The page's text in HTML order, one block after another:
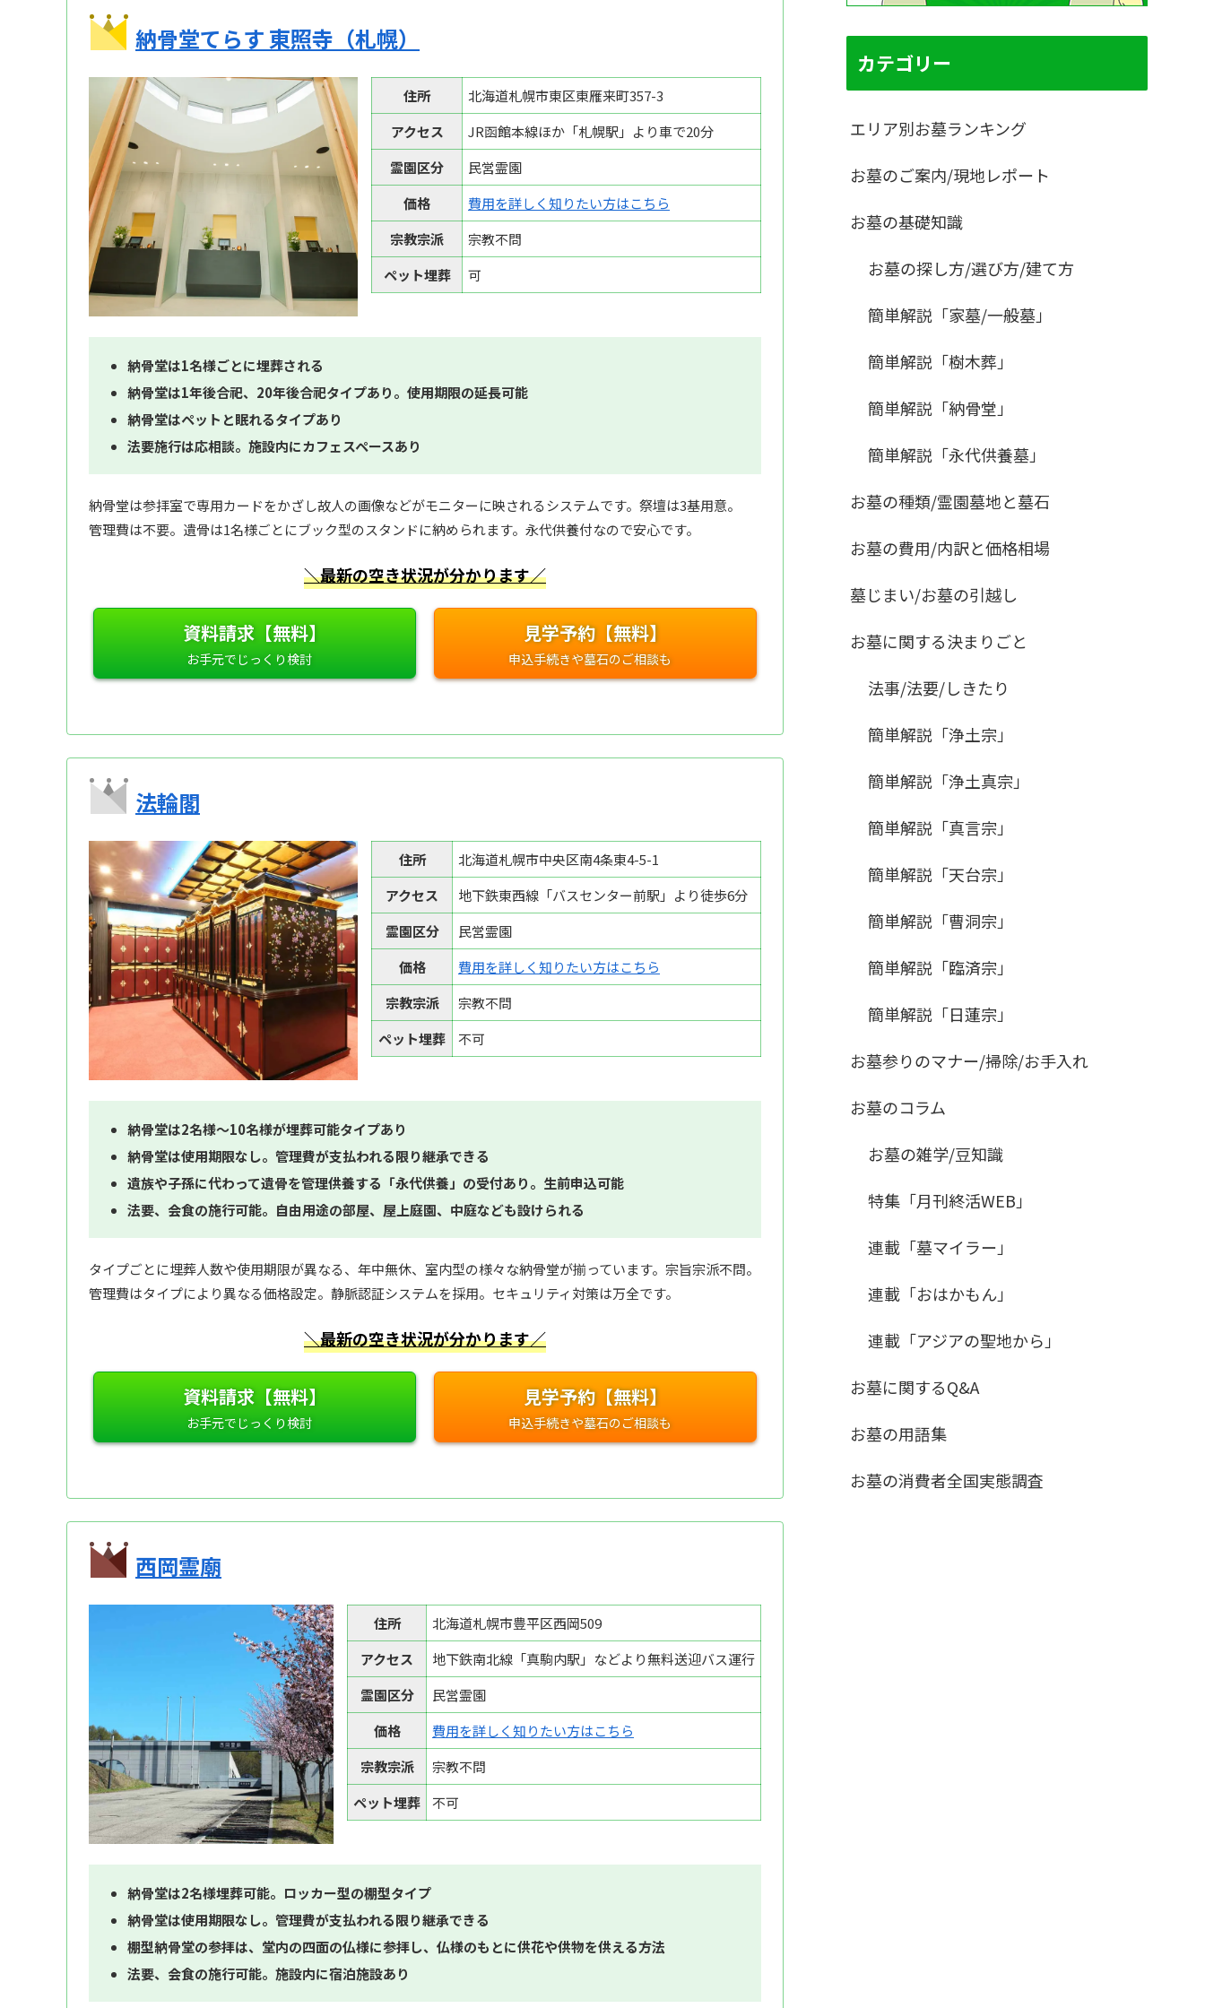
納骨堂てらす 東照寺（札幌）
住所
北海道札幌市東区東雁来町357-3
アクセス
JR函館本線ほか「札幌駅」より車で20分
霊園区分
民営霊園
価格
費用を詳しく知りたい方はこちら
宗教宗派
宗教不問
ペット埋葬
可
納骨堂は1名様ごとに埋葬される
納骨堂は1年後合祀、20年後合祀タイプあり。使用期限の延長可能
納骨堂はペットと眠れるタイプあり
法要施行は応相談。施設内にカフェスペースあり
納骨堂は参拝室で専用カードをかざし故人の画像などがモニターに映されるシステムです。祭壇は3基用意。
管理費は不要。遺骨は1名様ごとにブック型のスタンドに納められます。永代供養付なので安心です。
＼最新の空き状況が分かります／
資料請求【無料】 見学予約【無料】
法輪閣
住所
北海道札幌市中央区南4条東4-5-1
アクセス
地下鉄東西線「バスセンター前駅」より徒歩6分
霊園区分
民営霊園
価格
費用を詳しく知りたい方はこちら
宗教宗派
宗教不問
ペット埋葬
不可
納骨堂は2名様～10名様が埋葬可能タイプあり
納骨堂は使用期限なし。管理費が支払われる限り継承できる
遺族や子孫に代わって遺骨を管理供養する「永代供養」の受付あり。生前申込可能
法要、会食の施行可能。自由用途の部屋、屋上庭園、中庭なども設けられる
タイプごとに埋葬人数や使用期限が異なる、年中無休、室内型の様々な納骨堂が揃っています。宗旨宗派不問。
管理費はタイプにより異なる価格設定。静脈認証システムを採用。セキュリティ対策は万全です。
＼最新の空き状況が分かります／
資料請求【無料】 見学予約【無料】
西岡霊廟
住所
北海道札幌市豊平区西岡509
アクセス
地下鉄南北線「真駒内駅」などより無料送迎バス運行
霊園区分
民営霊園
価格
費用を詳しく知りたい方はこちら
宗教宗派
宗教不問
ペット埋葬
不可
納骨堂は2名様埋葬可能。ロッカー型の棚型タイプ
納骨堂は使用期限なし。管理費が支払われる限り継承できる
棚型納骨堂の参拝は、堂内の四面の仏様に参拝し、仏様のもとに供花や供物を供える方法
法要、会食の施行可能。施設内に宿泊施設あり
カテゴリー
エリア別お墓ランキング
お墓のご案内/現地レポート
お墓の基礎知識
お墓の探し方/選び方/建て方
簡単解説「家墓/一般墓」
簡単解説「樹木葬」
簡単解説「納骨堂」
簡単解説「永代供養墓」
お墓の種類/霊園墓地と墓石
お墓の費用/内訳と価格相場
墓じまい/お墓の引越し
お墓に関する決まりごと
法事/法要/しきたり
簡単解説「浄土宗」
簡単解説「浄土真宗」
簡単解説「真言宗」
簡単解説「天台宗」
簡単解説「曹洞宗」
簡単解説「臨済宗」
簡単解説「日蓮宗」
お墓参りのマナー/掃除/お手入れ
お墓のコラム
お墓の雑学/豆知識
特集「月刊終活WEB」
連載「墓マイラー」
連載「おはかもん」
連載「アジアの聖地から」
お墓に関するQ&A
お墓の用語集
お墓の消費者全国実態調査